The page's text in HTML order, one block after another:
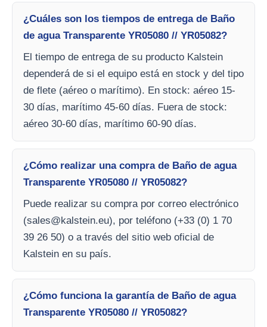
¿Cuáles son los tiempos de entrega de Baño
de agua Transparente YR05080 // YR05082?
El tiempo de entrega de su producto Kalstein
dependerá de si el equipo está en stock y del tipo
de flete (aéreo o marítimo). En stock: aéreo 15-
30 días, marítimo 45-60 días. Fuera de stock:
aéreo 30-60 días, marítimo 60-90 días.
¿Cómo realizar una compra de Baño de agua
Transparente YR05080 // YR05082?
Puede realizar su compra por correo electrónico
(sales@kalstein.eu), por teléfono (+33 (0) 1 70
39 26 50) o a través del sitio web oficial de
Kalstein en su país.
¿Cómo funciona la garantía de Baño de agua
Transparente YR05080 // YR05082?